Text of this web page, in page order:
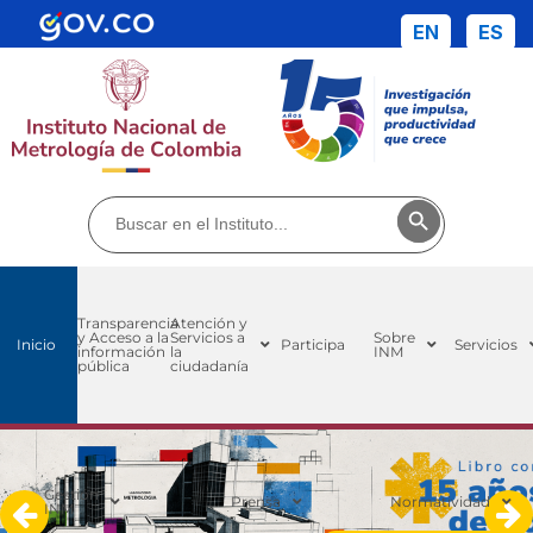
Buscar: Botón de
Inicio
Transparencia
y Acceso a la
información
pública
Atención y
Servicios a
la
ciudadanía
Participa
Sobre
INM
Servicios
Gestión
INM
Prensa Normatividad
EN ES